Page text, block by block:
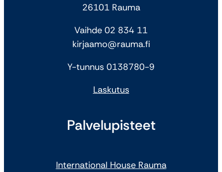
26101 Rauma
Vaihde 02 834 11
kirjaamo@rauma.fi
Y-tunnus 0138780-9
Laskutus
Palvelupisteet
International House Rauma